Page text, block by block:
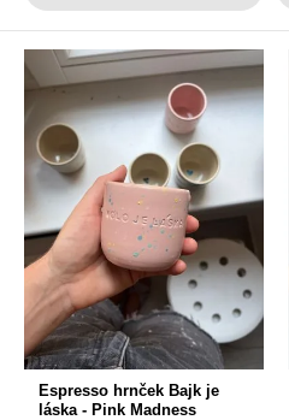
Espresso hrnček Bajk je
láska - Pink Madness